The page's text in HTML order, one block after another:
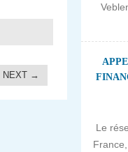
NEXT →
Le